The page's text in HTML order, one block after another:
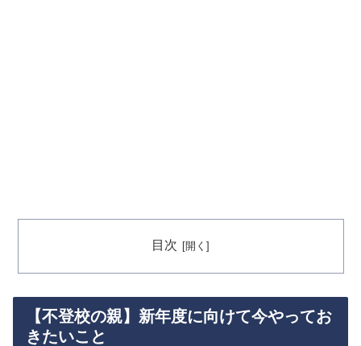
目次
【不登校の親】新年度に向けて今やってお
きたいこと